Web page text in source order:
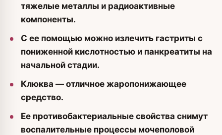
тяжелые металлы и радиоактивные
компоненты.
С ее помощью можно излечить гастриты с
пониженной кислотностью и панкреатиты на
начальной стадии.
Клюква — отличное жаропонижающее
средство.
Ее противобактериальные свойства снимут
воспалительные процессы мочеполовой